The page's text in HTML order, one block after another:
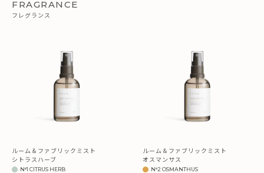
FRAGRANCE
フレグランス
ルーム＆ファブリックミスト
シトラスハーブ
N°1 CITRUS HERB
ルーム＆ファブリックミスト
オスマンサス
N°2 OSMANTHUS